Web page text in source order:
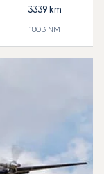
3339 km
1803 NM